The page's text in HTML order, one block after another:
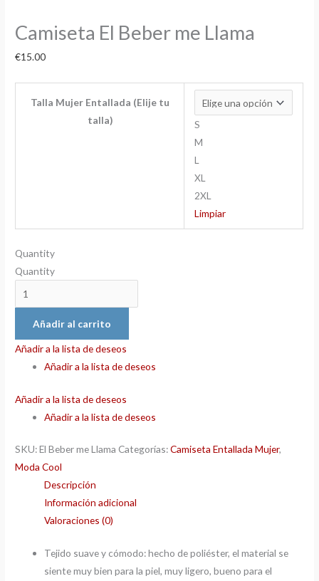
Camiseta El Beber me Llama
€15.00
Talla Mujer Entallada (Elije tu
talla)
S
M
L
XL
2XL
Limpiar
Quantity
Quantity
Añadir al carrito
Añadir a la lista de deseos
Añadir a la lista de deseos
Añadir a la lista de deseos
Añadir a la lista de deseos
SKU:El Beber me Llama Categorías:Camiseta Entallada Mujer,
Moda Cool
Descripción
Información adicional
Valoraciones (0)
Tejido suave y cómodo: hecho de poliéster, el material se
siente muy bien para la piel, muy ligero, bueno para el